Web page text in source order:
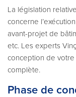
La législation
concerne
avant-projet de
etc. Les experts
conception de
complète.
Phase de